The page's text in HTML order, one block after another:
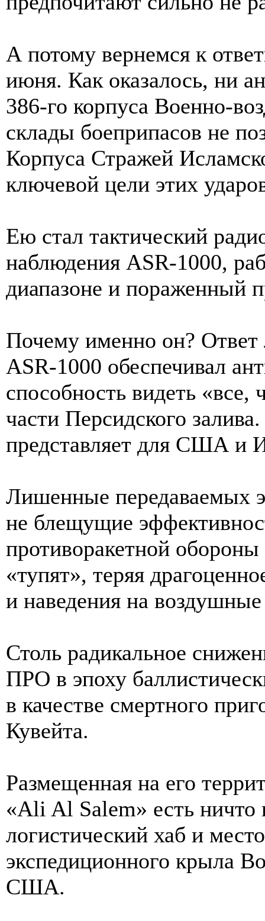
А потому вернемся к
июня. Как оказалось, ни
386-го корпуса Военно-
склады боеприпасов не
Корпуса Стражей
ключевой цели этих
Ею стал тактический
наблюдения ASR-1000,
диапазоне и пораженный
Почему именно он?
ASR-1000 обеспечивал
способность видеть «все,
части Персидского
представляет для США и
Лишенные передаваемых
не блещущие
противоракетной
«тупят», теряя
и наведения на
Столь радикальное
ПРО в эпоху
в качестве смертного
Кувейта.
Размещенная на его
«Ali Al Salem» есть
логистический хаб и
экспедиционного крыла
США.